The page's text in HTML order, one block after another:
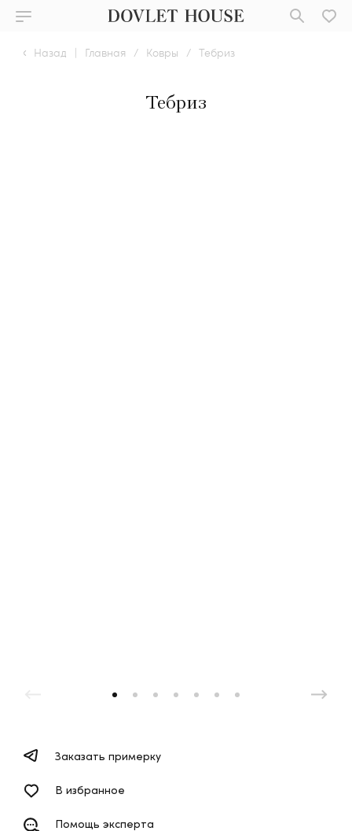
Назад | Главная / Ковры / Тебриз
Тебриз
Заказать примерку
В избранное
Помощь эксперта